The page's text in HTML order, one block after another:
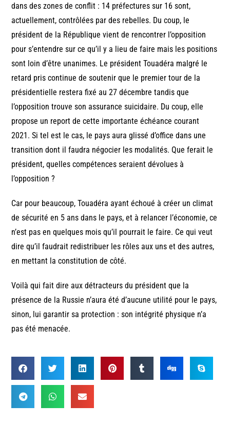
dans des zones de conflit : 14 préfectures sur 16 sont,
actuellement, contrôlées par des rebelles. Du coup, le
président de la République vient de rencontrer l’opposition
pour s’entendre sur ce qu’il y a lieu de faire mais les positions
sont loin d’être unanimes. Le président Touadéra malgré le
retard pris continue de soutenir que le premier tour de la
présidentielle restera fixé au 27 décembre tandis que
l’opposition trouve son assurance suicidaire. Du coup, elle
propose un report de cette importante échéance courant
2021. Si tel est le cas, le pays aura glissé d’office dans une
transition dont il faudra négocier les modalités. Que ferait le
président, quelles compétences seraient dévolues à
l’opposition ?
Car pour beaucoup, Touadéra ayant échoué à créer un climat
de sécurité en 5 ans dans le pays, et à relancer l’économie, ce
n’est pas en quelques mois qu’il pourrait le faire. Ce qui veut
dire qu’il faudrait redistribuer les rôles aux uns et des autres,
en mettant la constitution de côté.
Voilà qui fait dire aux détracteurs du président que la
présence de la Russie n’aura été d’aucune utilité pour le pays,
sinon, lui garantir sa protection : son intégrité physique n’a
pas été menacée.